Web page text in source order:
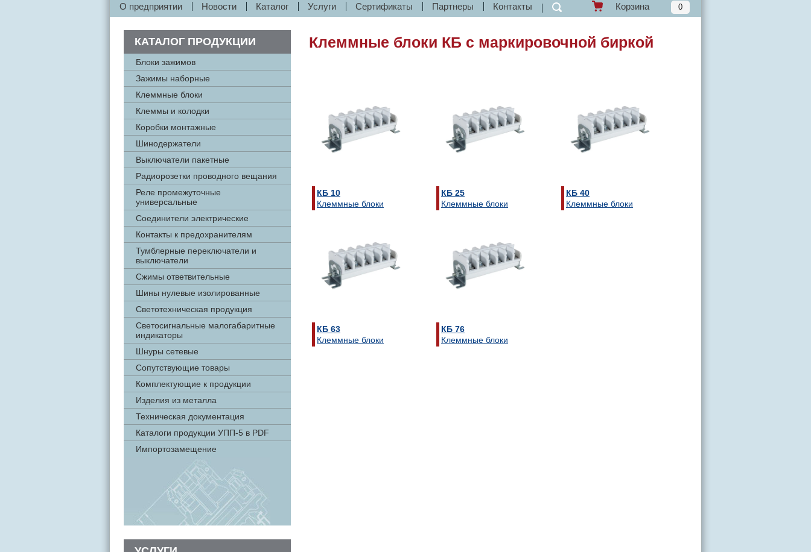
О предприятии Новости Каталог Услуги Сертификаты Партнеры Контакты Корзина 0
Клеммные блоки КБ с маркировочной биркой
КБ 10
Клеммные блоки
КБ 25
Клеммные блоки
КБ 40
Клеммные блоки
КБ 63
Клеммные блоки
КБ 76
Клеммные блоки
КАТАЛОГ ПРОДУКЦИИ
Блоки зажимов
Зажимы наборные
Клеммные блоки
Клеммы и колодки
Коробки монтажные
Шинодержатели
Выключатели пакетные
Радиорозетки проводного вещания
Реле промежуточные
универсальные
Соединители электрические
Контакты к предохранителям
Тумблерные переключатели и
выключатели
Cжимы ответвительные
Шины нулевые изолированные
Светотехническая продукция
Светосигнальные малогабаритные
индикаторы
Шнуры сетевые
Сопутствующие товары
Комплектующие к продукции
Изделия из металла
Техническая документация
Каталоги продукции УПП-5 в PDF
Импортозамещение